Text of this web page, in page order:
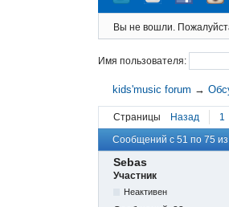
Вы не вошли.
Имя пользователя:
kids'music forum →
Страницы Назад 1
Сообщений с 51 по 75
Sebas
Участник
Неактивен